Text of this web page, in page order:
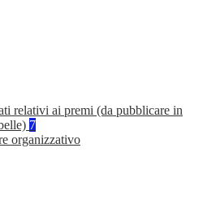
relativi ai premi (da pubblicare in
7
organizzativo